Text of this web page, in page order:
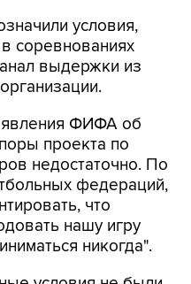
условия,
соревнованиях
выдержки из
ФИФА об
проекта по
недостаточно. По
федераций,
что
нашу игру
никогда".